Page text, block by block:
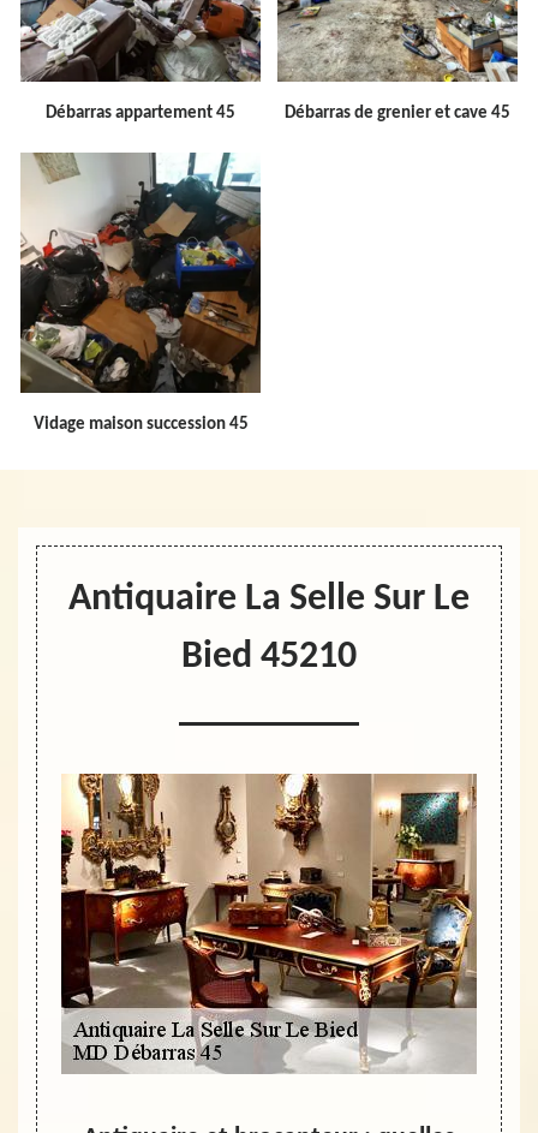
Débarras appartement 45 Débarras de grenier et cave 45
Vidage maison succession 45
Antiquaire La Selle Sur Le
Bied 45210